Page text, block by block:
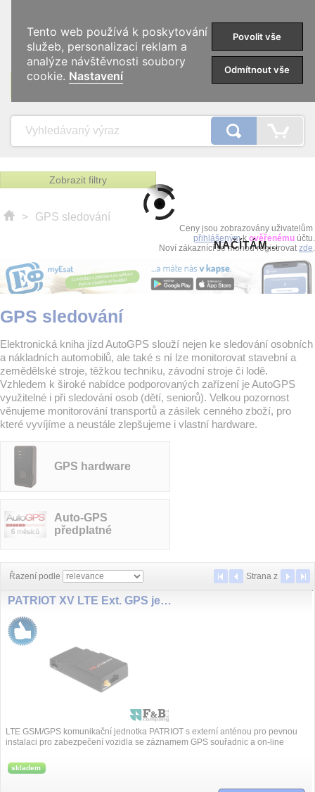
KATEGORIE
Zobrazit filtry
> GPS sledování
Ceny jsou zobrazovány uživatelům
přihlášenýmk ověřenému účtu.
Noví zákaznící se mohou registrovatzde.
GPS sledování
Elektronická kniha jízd AutoGPS slouží nejen ke sledování osobních
a nákladních automobilů, ale také s ní lze monitorovat stavební a
zemědělské stroje, těžkou techniku, závodní stroje či lodě.
Vzhledem k široké nabídce podporovaných zařízení je AutoGPS
využitelné i při sledování osob (dětí, seniorů). Velkou pozornost
věnujeme monitorování transportů a zásilek cenného zboží, pro
které vyvíjíme a neustále zlepšujeme i vlastní hardware.
GPS hardware
Auto-GPS
předplatné
Řazení podle Strana z
NAČÍTÁM...
PATRIOT XV LTE Ext. GPS jednotka GSM/LTE, ext GPS antena
LTE GSM/GPS komunikační jednotka PATRIOT s externí anténou pro pevnou
instalaci pro zabezpečení vozidla se záznamem GPS souřadnic a on-line
skladem
Tento web používá k poskytování
služeb, personalizaci reklam a
analýze návštěvnosti soubory
cookie. Nastavení
Povolit vše
Odmítnout vše